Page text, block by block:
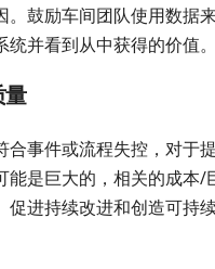
。鼓励车间团队使用数据
并看到从中获得的价值。
量
合事件或流程失控，对于
能是巨大的，相关的成本
进持续改进和创造可持